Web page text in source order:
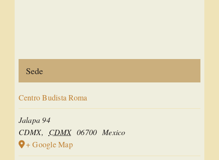
Sede
Centro Budista Roma
Jalapa 94
CDMX, CDMX 06700 Mexico
+ Google Map